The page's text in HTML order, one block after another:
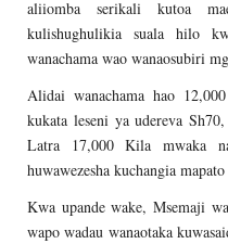
aliiomba serikali kutoa
kulishughulikia suala hilo
wanachama wao wanaosubiri
Alidai wanachama hao
kukata leseni ya udereva
Latra 17,000 Kila mwaka
huwawezesha kuchangia
Kwa upande wake, Msemaji
wapo wadau wanaotaka